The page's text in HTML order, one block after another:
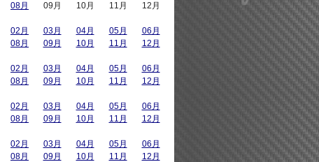
08月 09月 10月 11月
12月
02月 03月 04月 05月
06月
08月 09月 10月 11月
12月
02月 03月 04月 05月
06月
08月 09月 10月 11月
12月
02月 03月 04月 05月
06月
08月 09月 10月 11月
12月
02月 03月 04月 05月
06月
08月 09月 10月 11月
12月